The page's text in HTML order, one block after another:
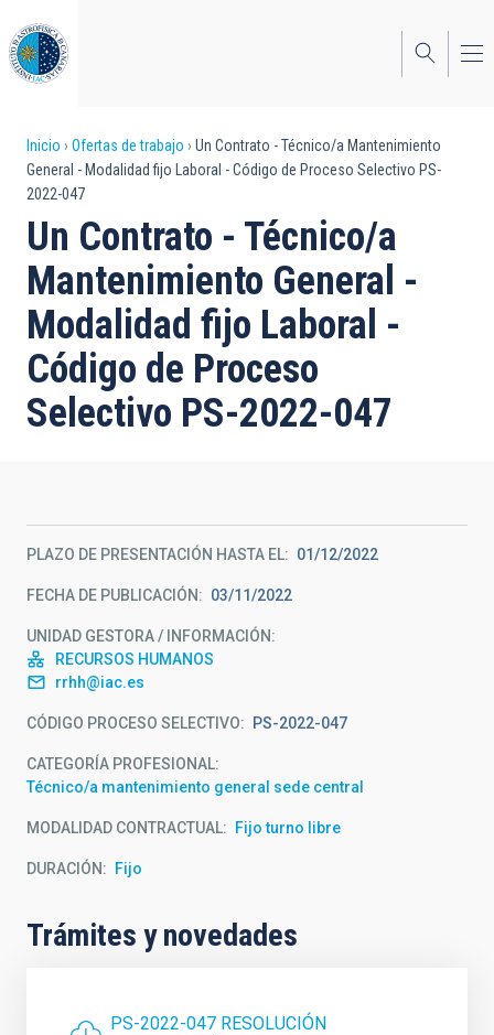
al
contenido
principal
Sobrescribir
enlaces
de
ayuda
a
la
navegación
Inicio Ofertas de trabajo
Un Contrato - Técnico/a Mantenimiento
General - Modalidad fijo Laboral - Código de Proceso Selectivo PS-
2022-047
Un Contrato - Técnico/a
Mantenimiento General -
Modalidad fijo Laboral -
Código de Proceso
Selectivo PS-2022-047
PLAZO DE PRESENTACIÓN HASTA EL 01/12/2022
FECHA DE PUBLICACIÓN 03/11/2022
UNIDAD GESTORA / INFORMACIÓN
RECURSOS HUMANOS
rrhh@iac.es
CÓDIGO PROCESO SELECTIVO PS-2022-047
CATEGORÍA PROFESIONAL
Técnico/a mantenimiento general sede central
MODALIDAD CONTRACTUAL Fijo turno libre
DURACIÓN Fijo
Trámites y novedades
PS-2022-047 RESOLUCIÓN